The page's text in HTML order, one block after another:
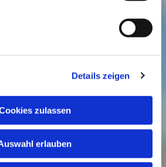
Details zeigen
zulassen
erlauben
Mitarbeitende